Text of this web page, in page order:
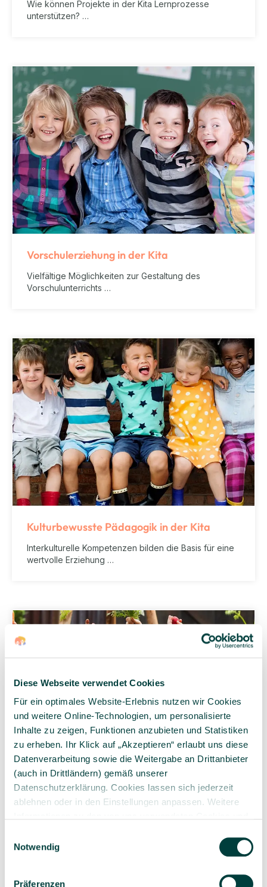
Diese Webseite verwendet Cookies
Für ein optimales Website-Erlebnis nutzen wir Cookies
und weitere Online-Technologien, um personalisierte
Inhalte zu zeigen, Funktionen anzubieten und Statistiken
zu erheben. Ihr Klick auf „Akzeptieren“ erlaubt uns diese
Datenverarbeitung sowie die Weitergabe an Drittanbieter
(auch in Drittländern) gemäß unserer
Datenschutzerklärung. Cookies lassen sich jederzeit
ablehnen oder in den Einstellungen anpassen. Weitere
schutz­erklärung
Notwendig
Präferenzen
Wie können Projekte in der Kita Lernprozesse
unterstützen? …
Vorschulerziehung in der Kita
Vielfältige Möglichkeiten zur Gestaltung des
Vorschulunterrichts …
Kulturbewusste Pädagogik in der Kita
Interkulturelle Kompetenzen bilden die Basis für eine
wertvolle Erziehung …
Urbanes Gardening in der Kita